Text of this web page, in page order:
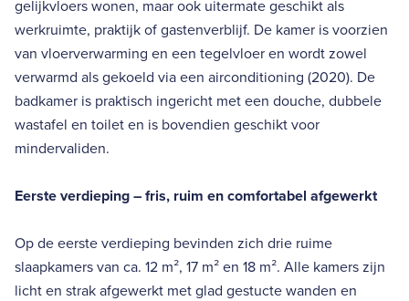
gelijkvloers wonen, maar ook uitermate geschikt als
werkruimte, praktijk of gastenverblijf. De kamer is voorzien
van vloerverwarming en een tegelvloer en wordt zowel
verwarmd als gekoeld via een airconditioning (2020). De
badkamer is praktisch ingericht met een douche, dubbele
wastafel en toilet en is bovendien geschikt voor
mindervaliden.
Eerste verdieping – fris, ruim en comfortabel afgewerkt
Op de eerste verdieping bevinden zich drie ruime
slaapkamers van ca. 12 m², 17 m² en 18 m². Alle kamers zijn
licht en strak afgewerkt met glad gestucte wanden en